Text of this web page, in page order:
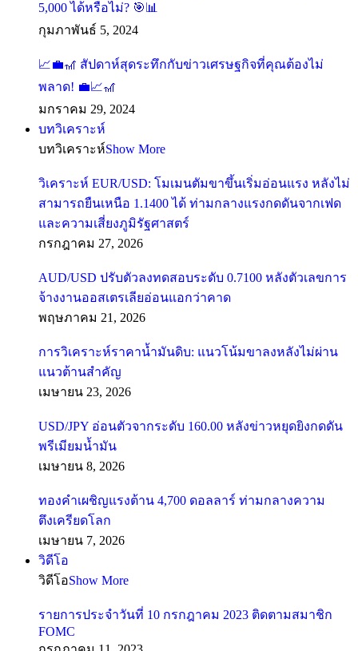
5,000 ได้หรือไม่? 🎯📊
กุมภาพันธ์ 5, 2024
📈💼🎢 สัปดาห์สุดระทึกกับข่าวเศรษฐกิจที่คุณต้องไม่
พลาด! 💼📈🎢
มกราคม 29, 2024
บทวิเคราะห์
บทวิเคราะห์Show More
วิเคราะห์ EUR/USD: โมเมนตัมขาขึ้นเริ่มอ่อนแรง หลังไม่
สามารถยืนเหนือ 1.1400 ได้ ท่ามกลางแรงกดดันจากเฟด
และความเสี่ยงภูมิรัฐศาสตร์
กรกฎาคม 27, 2026
AUD/USD ปรับตัวลงทดสอบระดับ 0.7100 หลังตัวเลขการ
จ้างงานออสเตรเลียอ่อนแอกว่าคาด
พฤษภาคม 21, 2026
การวิเคราะห์ราคาน้ำมันดิบ: แนวโน้มขาลงหลังไม่ผ่าน
แนวต้านสำคัญ
เมษายน 23, 2026
USD/JPY อ่อนตัวจากระดับ 160.00 หลังข่าวหยุดยิงกดดัน
พรีเมียมน้ำมัน
เมษายน 8, 2026
ทองคำเผชิญแรงต้าน 4,700 ดอลลาร์ ท่ามกลางความ
ตึงเครียดโลก
เมษายน 7, 2026
วิดีโอ
วิดีโอShow More
รายการประจำวันที่ 10 กรกฎาคม 2023 ติดตามสมาชิก
FOMC